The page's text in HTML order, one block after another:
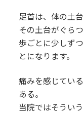
足首は、体の土
その土台がぐら
歩ごとに少しず
とになります。
痛みを感じてい
ある。
当院ではそうい